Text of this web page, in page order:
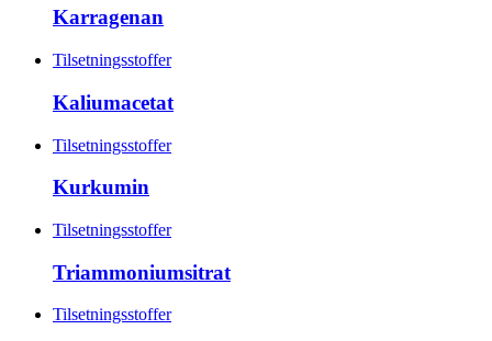
Karragenan
Tilsetningsstoffer
Kaliumacetat
Tilsetningsstoffer
Kurkumin
Tilsetningsstoffer
Triammoniumsitrat
Tilsetningsstoffer